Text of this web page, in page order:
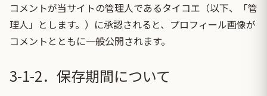
コメントが当サイトの管理人であるタイコエ（以下、「管
理人」とします。）に承認されると、プロフィール画像が
コメントとともに一般公開されます。
3-1-2．保存期間について